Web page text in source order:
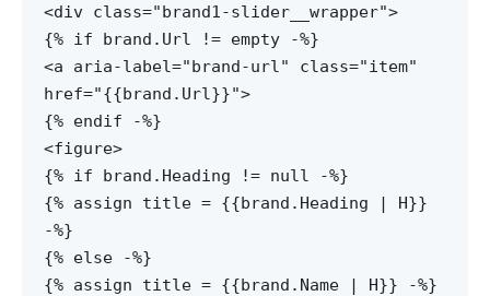
<div class="brand1-slider__wrapper">
{% if brand.Url != empty -%}
<a aria-label="brand-url" class="item"
href="{{brand.Url}}">
{% endif -%}
<figure>
{% if brand.Heading != null -%}
{% assign title = {{brand.Heading | H}}
-%}
{% else -%}
{% assign title = {{brand.Name | H}} -%}